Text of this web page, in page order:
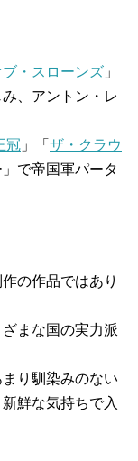
・スローンズ 」
、アントン・レ
冠 」「 ザ・クラウ
で帝国軍パータ
の作品ではあり
まな国の実力派
り馴染みのない
鮮な気持ちで入